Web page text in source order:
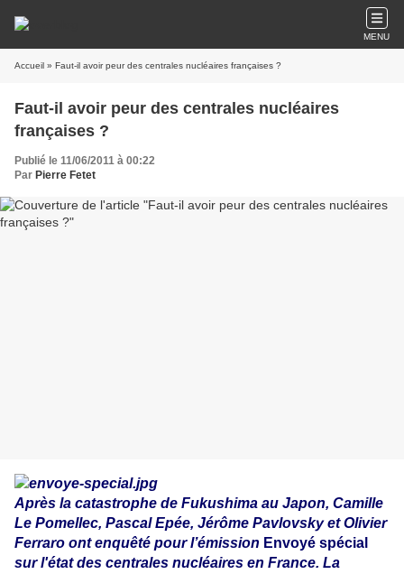
MENU
Accueil » Faut-il avoir peur des centrales nucléaires françaises ?
Faut-il avoir peur des centrales nucléaires
françaises ?
Publié le 11/06/2011 à 00:22
Par Pierre Fetet
Après la catastrophe de Fukushima au Japon, Camille
Le Pomellec, Pascal Epée, Jérôme Pavlovsky et Olivier
Ferraro ont enquêté pour l’émission Envoyé spécial
sur l'état des centrales nucléaires en France. La